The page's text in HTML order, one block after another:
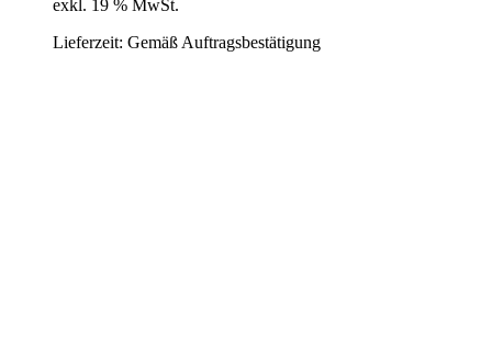
exkl. 19 % MwSt.
Lieferzeit: Gemäß Auftragsbestätigung